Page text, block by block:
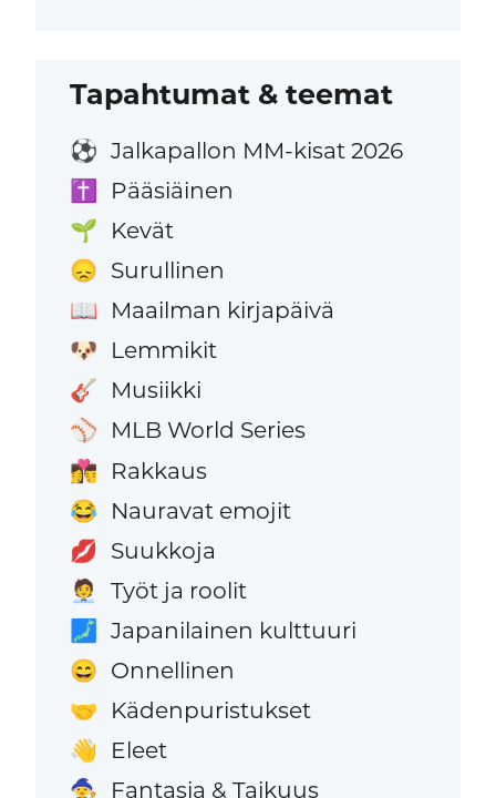
Tapahtumat & teemat
⚽ Jalkapallon MM-kisat 2026
✝️ Pääsiäinen
🌱 Kevät
😞 Surullinen
📖 Maailman kirjapäivä
🐶 Lemmikit
🎸 Musiikki
⚾ MLB World Series
👩‍❤️‍💋‍👨 Rakkaus
😂 Nauravat emojit
💋 Suukkoja
🧑‍💼 Työt ja roolit
🗾 Japanilainen kulttuuri
😄 Onnellinen
🤝 Kädenpuristukset
👋 Eleet
🧙 Fantasia & Taikuus